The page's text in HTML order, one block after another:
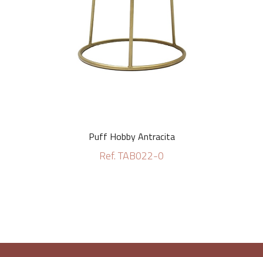
Puff Hobby Antracita
Ref. TAB022-0